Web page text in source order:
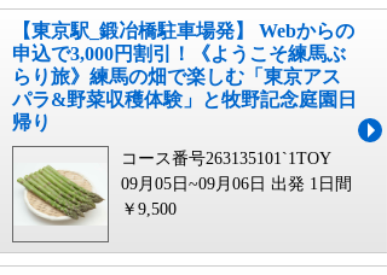
【東京駅_鍛冶橋駐車場発】 Webからの
申込で3,000円割引！《ようこそ練馬ぶ
らり旅》練馬の畑で楽しむ「東京アス
パラ&野菜収穫体験」と牧野記念庭園日
帰り
コース番号263135101`1TOY
09月05日~09月06日 出発 1日間
￥9,500